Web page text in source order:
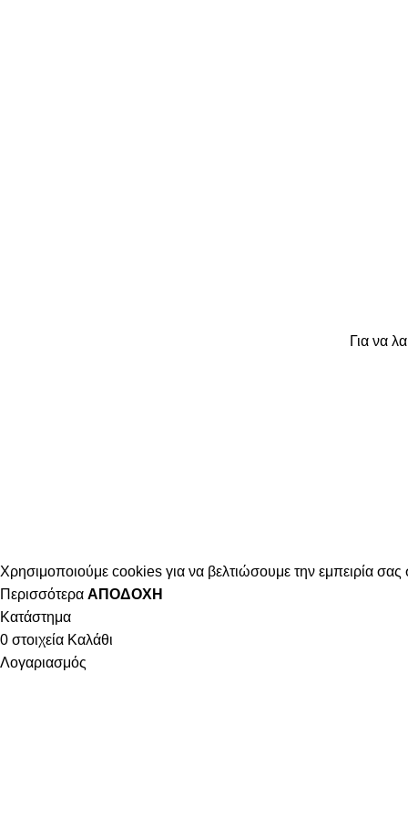
Για να
Χρησιμοποιούμε cookies για να βελτιώσουμε την εμπειρία
Περισσότερα ΑΠΟΔΟΧΉ
Κατάστημα
0 στοιχεία Καλάθι
Λογαριασμός